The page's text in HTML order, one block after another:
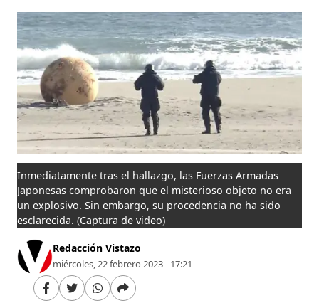
Inmediatamente tras el hallazgo, las Fuerzas Armadas
Japonesas comprobaron que el misterioso objeto no era
un explosivo. Sin embargo, su procedencia no ha sido
esclarecida. (Captura de video)
Redacción Vistazo
miércoles, 22 febrero 2023 - 17:21